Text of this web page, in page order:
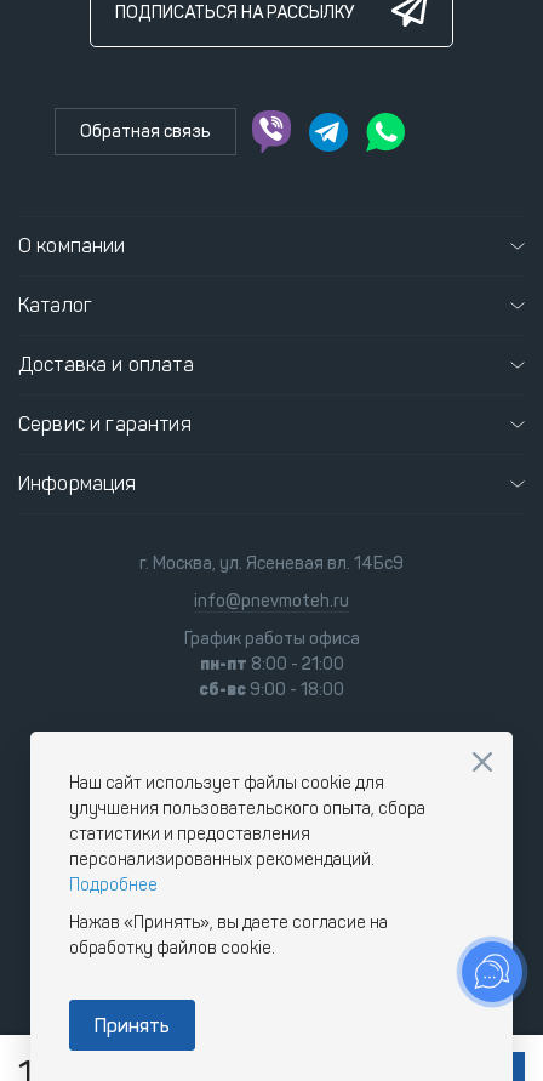
1 406 350
ПОДПИСАТЬСЯ НА РАССЫЛКУ
Обратная связь
О компании
Каталог
Доставка и оплата
Сервис и гарантия
Информация
г. Москва, ул. Ясеневая вл. 14Бс9
info@pnevmoteh.ru
График работы офиса
пн-пт 8:00 - 21:00
сб-вс 9:00 - 18:00
Наш сайт использует файлы cookie для
улучшения пользовательского опыта, сбора
статистики и предоставления
персонализированных рекомендаций.
Подробнее
Нажав «Принять», вы даете согласие на
обработку файлов cookie.
Принять